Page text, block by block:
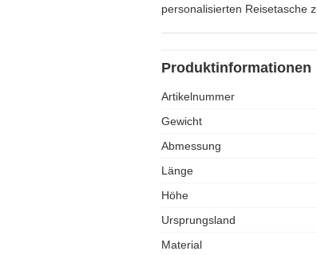
personalisierten Reisetasche
Produktinformationen
Artikelnummer
Gewicht
Abmessung
Länge
Höhe
Ursprungsland
Material